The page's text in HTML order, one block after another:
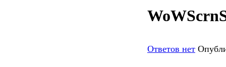
Ответов нет